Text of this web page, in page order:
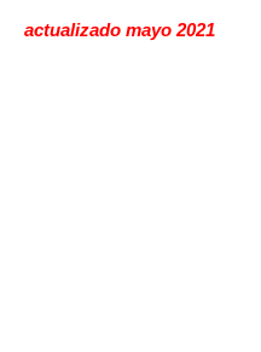
actualizado mayo 2021